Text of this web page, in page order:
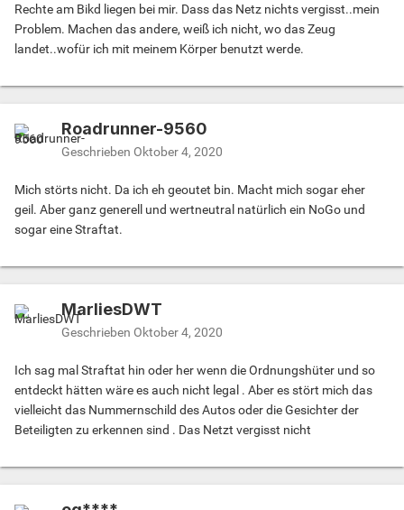
Rechte am Bikd liegen bei mir. Dass das Netz nichts vergisst..mein
Problem. Machen das andere, weiß ich nicht, wo das Zeug
landet..wofür ich mit meinem Körper benutzt werde.
Roadrunner-9560
Geschrieben Oktober 4, 2020
Mich störts nicht. Da ich eh geoutet bin. Macht mich sogar eher
geil. Aber ganz generell und wertneutral natürlich ein NoGo und
sogar eine Straftat.
MarliesDWT
Geschrieben Oktober 4, 2020
Ich sag mal Straftat hin oder her wenn die Ordnungshüter und so
entdeckt hätten wäre es auch nicht legal . Aber es stört mich das
vielleicht das Nummernschild des Autos oder die Gesichter der
Beteiligten zu erkennen sind . Das Netzt vergisst nicht